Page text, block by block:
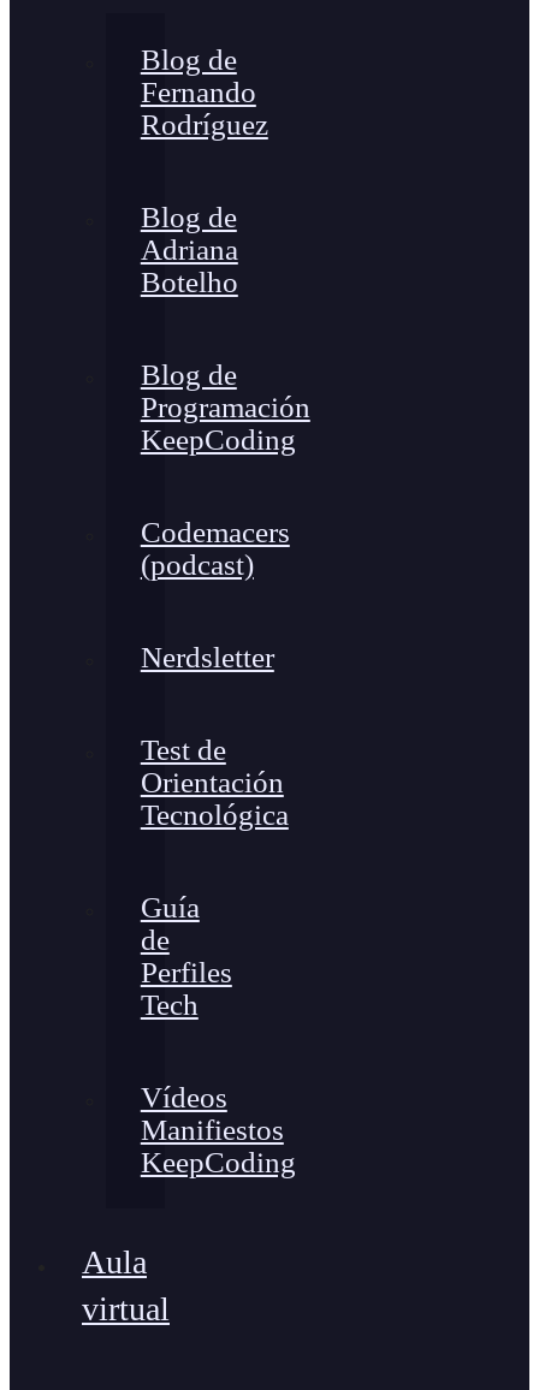
Blog de
Fernando
Rodríguez
Blog de
Adriana
Botelho
Blog de
Programación
KeepCoding
Codemacers
(podcast)
Nerdsletter
Test de
Orientación
Tecnológica
Guía
de
Perfiles
Tech
Vídeos
Manifiestos
KeepCoding
Aula
virtual